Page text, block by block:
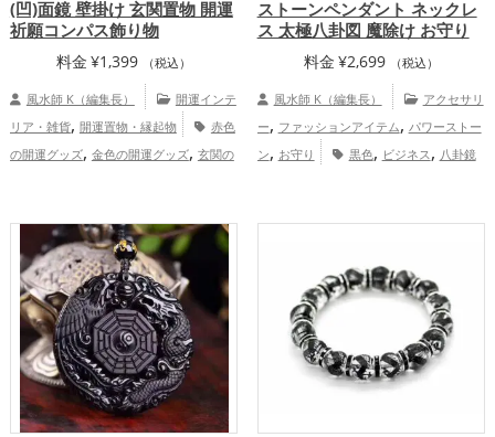
(凹)面鏡 壁掛け 玄関置物 開運
祈願コンパス飾り物
料金 ¥1,399 （税込）
風水師 K（編集長）
開運インテ
リア・雑貨, 開運置物・縁起物
赤色
の開運グッズ, 金色の開運グッズ, 玄関の
ーの開運グッズ
家庭運・家族運ア
ップ
ストーンペンダント ネックレ
ス 太極八卦図 魔除け お守り
料金 ¥2,699 （税込）
風水師 K（編集長）
アクセサリ
ー, ファッションアイテム, パワーストー
ン, お守り 黒色, ビジネス , 八卦鏡